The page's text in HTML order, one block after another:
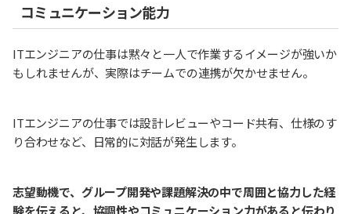
コミュニケーション能力
ITエンジニアの仕事は黙々と一人で作業するイメージが強いか
もしれませんが、実際はチームでの連携が欠かせません。
ITエンジニアの仕事では設計レビューやコード共有、仕様のす
り合わせなど、日常的に対話が発生します。
志望動機で、グループ開発や課題解決の中で周囲と協力した経
験を伝えると、協調性やコミュニケーション力があると伝わり